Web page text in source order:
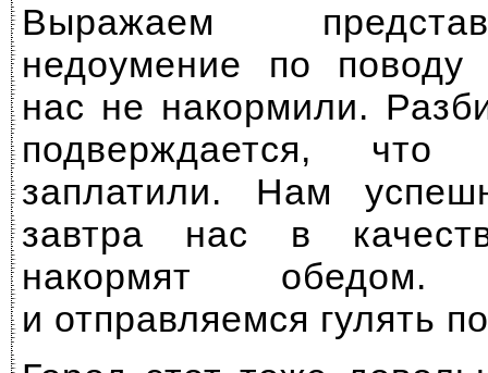
Выражаем
недоумение по
нас не накормили.
подверждается,
заплатили. Нам
завтра нас в
накормят обедом.
и отправляемся гулять